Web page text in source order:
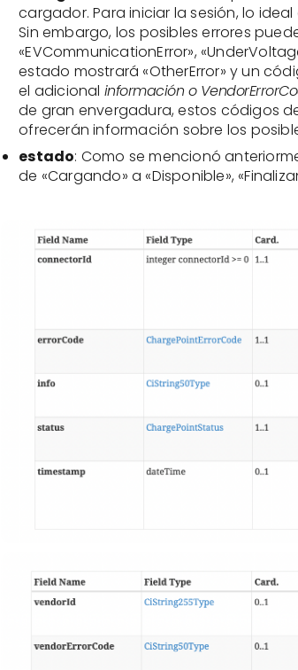
cargador. Para iniciar la sesión, lo ideal
Sin embargo, los posibles errores
«EVCommunicationError»,
estado mostrará «OtherError» y un
el adicional información o
de gran envergadura, estos códigos
ofrecerán información sobre los
estado: Como se mencionó
de «Cargando» a «Disponible»,